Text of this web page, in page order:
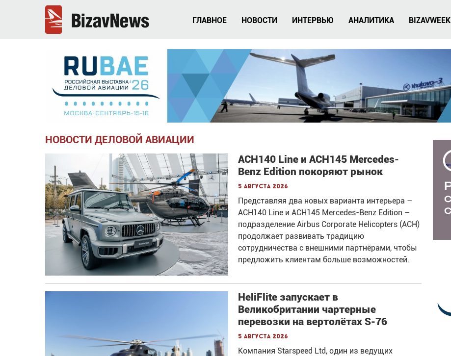
ГЛАВНОЕ НОВОСТИ ИНТЕРВЬЮ АНАЛИТИКА BIZAVWEEK
НОВОСТИ ДЕЛОВОЙ АВИАЦИИ
ACH140 Line и ACH145 Mercedes-
Benz Edition покоряют рынок
5 августа 2026
Представляя два новых варианта интерьера –
ACH140 Line и ACH145 Mercedes-Benz Edition –
подразделение Airbus Corporate Helicopters (ACH)
продолжает развивать традицию
сотрудничества с внешними партнёрами, чтобы
предложить клиентам больше возможностей.
HeliFlite запускает в
Великобритании чартерные
перевозки на вертолётах S-76
5 августа 2026
Компания Starspeed Ltd, один из ведущих